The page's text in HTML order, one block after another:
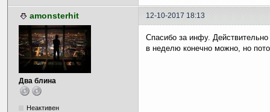
amonsterhit 12-10-2017 18:13
Два блина
Неактивен
Спасибо за инфу. Действительно
в неделю конечно можно, но